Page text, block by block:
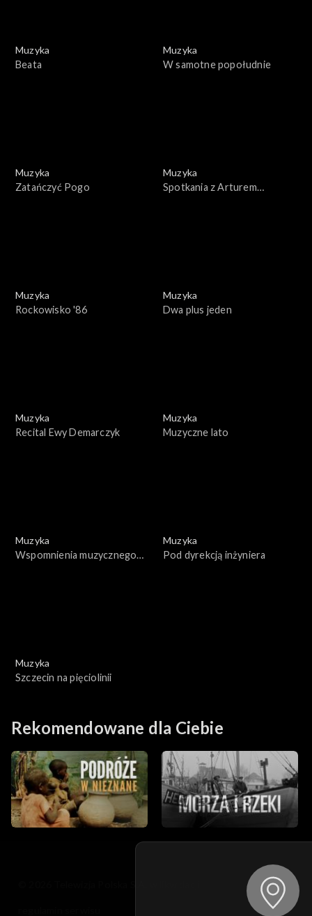
Muzyka
Beata
Muzyka
W samotne popołudnie
Muzyka
Zatańczyć Pogo
Muzyka
Spotkania z Arturem
Muzyka
Rockowisko '86
Muzyka
Dwa plus jeden
Muzyka
Recital Ewy Demarczyk
Muzyka
Muzyczne lato
Muzyka
Wspomnienia muzycznego
Muzyka
Pod dyrekcją inżyniera
Muzyka
Szczecin na pięciolinii
Rekomendowane dla Ciebie